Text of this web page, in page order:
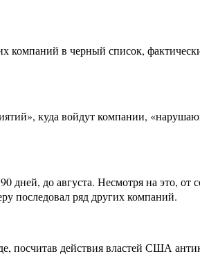
в черный список,
куда войдут компании,
до августа. Несмотря на это, от
последовал ряд других компаний.
посчитав действия властей США